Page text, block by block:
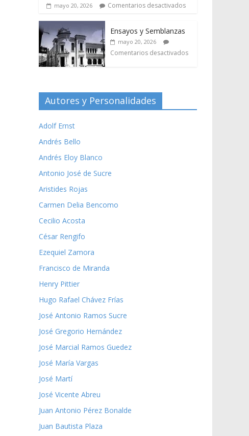
mayo 20, 2026 Comentarios desactivados
Ensayos y Semblanzas
mayo 20, 2026
Comentarios desactivados
Autores y Personalidades
Adolf Ernst
Andrés Bello
Andrés Eloy Blanco
Antonio José de Sucre
Aristides Rojas
Carmen Delia Bencomo
Cecilio Acosta
César Rengifo
Ezequiel Zamora
Francisco de Miranda
Henry Pittier
Hugo Rafael Chávez Frías
José Antonio Ramos Sucre
José Gregorio Hernández
José Marcial Ramos Guedez
José María Vargas
José Martí
José Vicente Abreu
Juan Antonio Pérez Bonalde
Juan Bautista Plaza